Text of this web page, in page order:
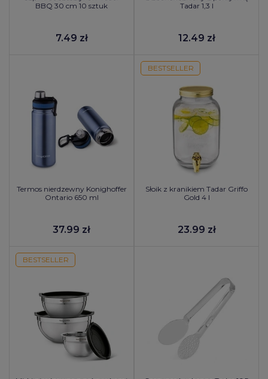
BBQ 30 cm 10 sztuk
7.49 zł
Tadar 1,3 l
12.49 zł
Termos nierdzewny Konighoffer
Ontario 650 ml
37.99 zł
BESTSELLER
Słoik z kranikiem Tadar Griffo
Gold 4 l
23.99 zł
BESTSELLER